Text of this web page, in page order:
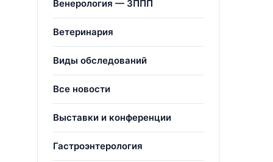
Венерология — ЗППП
Ветеринария
Виды обследований
Все новости
Выставки и конференции
Гастроэнтерология